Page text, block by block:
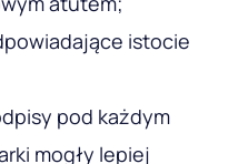
używane do
wizualnego Google Lens